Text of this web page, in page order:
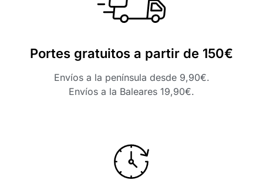
Portes gratuitos a partir de 150€
Envíos a la península desde 9,90€.
Envíos a la Baleares 19,90€.